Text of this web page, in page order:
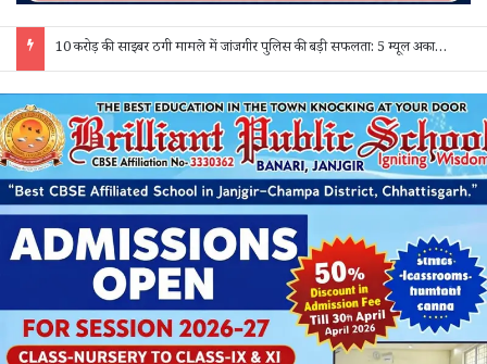
10 करोड़ की साइबर ठगी मामले में जांजगीर पुलिस की बड़ी सफलता: 5 म्यूल अकाउंट होल्डर गिरफ्तार